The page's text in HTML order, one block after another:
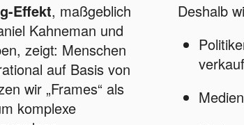
Effekt, maßgeblich
Kahneman und
zeigt: Menschen
auf Basis von
wir „Frames“ als
komplexe
Deshalb